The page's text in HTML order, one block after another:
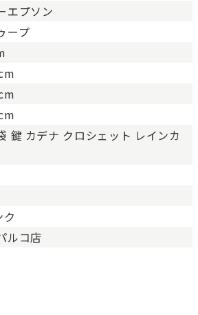
BCランク
Cランク
エプソン
ープ
鍵 カデナ クロシェット レインカ
ルコ店